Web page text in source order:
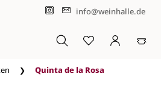
info@weinhalle.de
Quinta de la Rosa